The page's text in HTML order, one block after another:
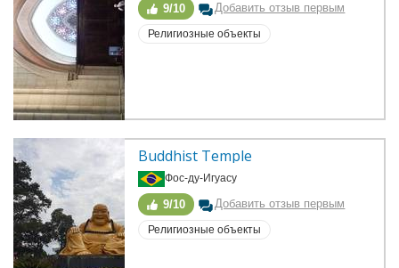
9/10 Добавить отзыв первым
Религиозные объекты
Buddhist Temple
Фос-ду-Игуасу
9/10 Добавить отзыв первым
Религиозные объекты